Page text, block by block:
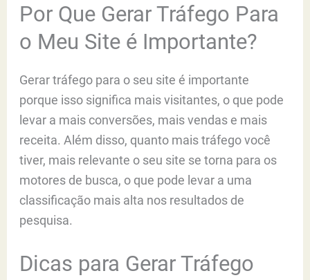
Por Que Gerar Tráfego Para
o Meu Site é Importante?
Gerar tráfego para o seu site é importante
porque isso significa mais visitantes, o que pode
levar a mais conversões, mais vendas e mais
receita. Além disso, quanto mais tráfego você
tiver, mais relevante o seu site se torna para os
motores de busca, o que pode levar a uma
classificação mais alta nos resultados de
pesquisa.
Dicas para Gerar Tráfego